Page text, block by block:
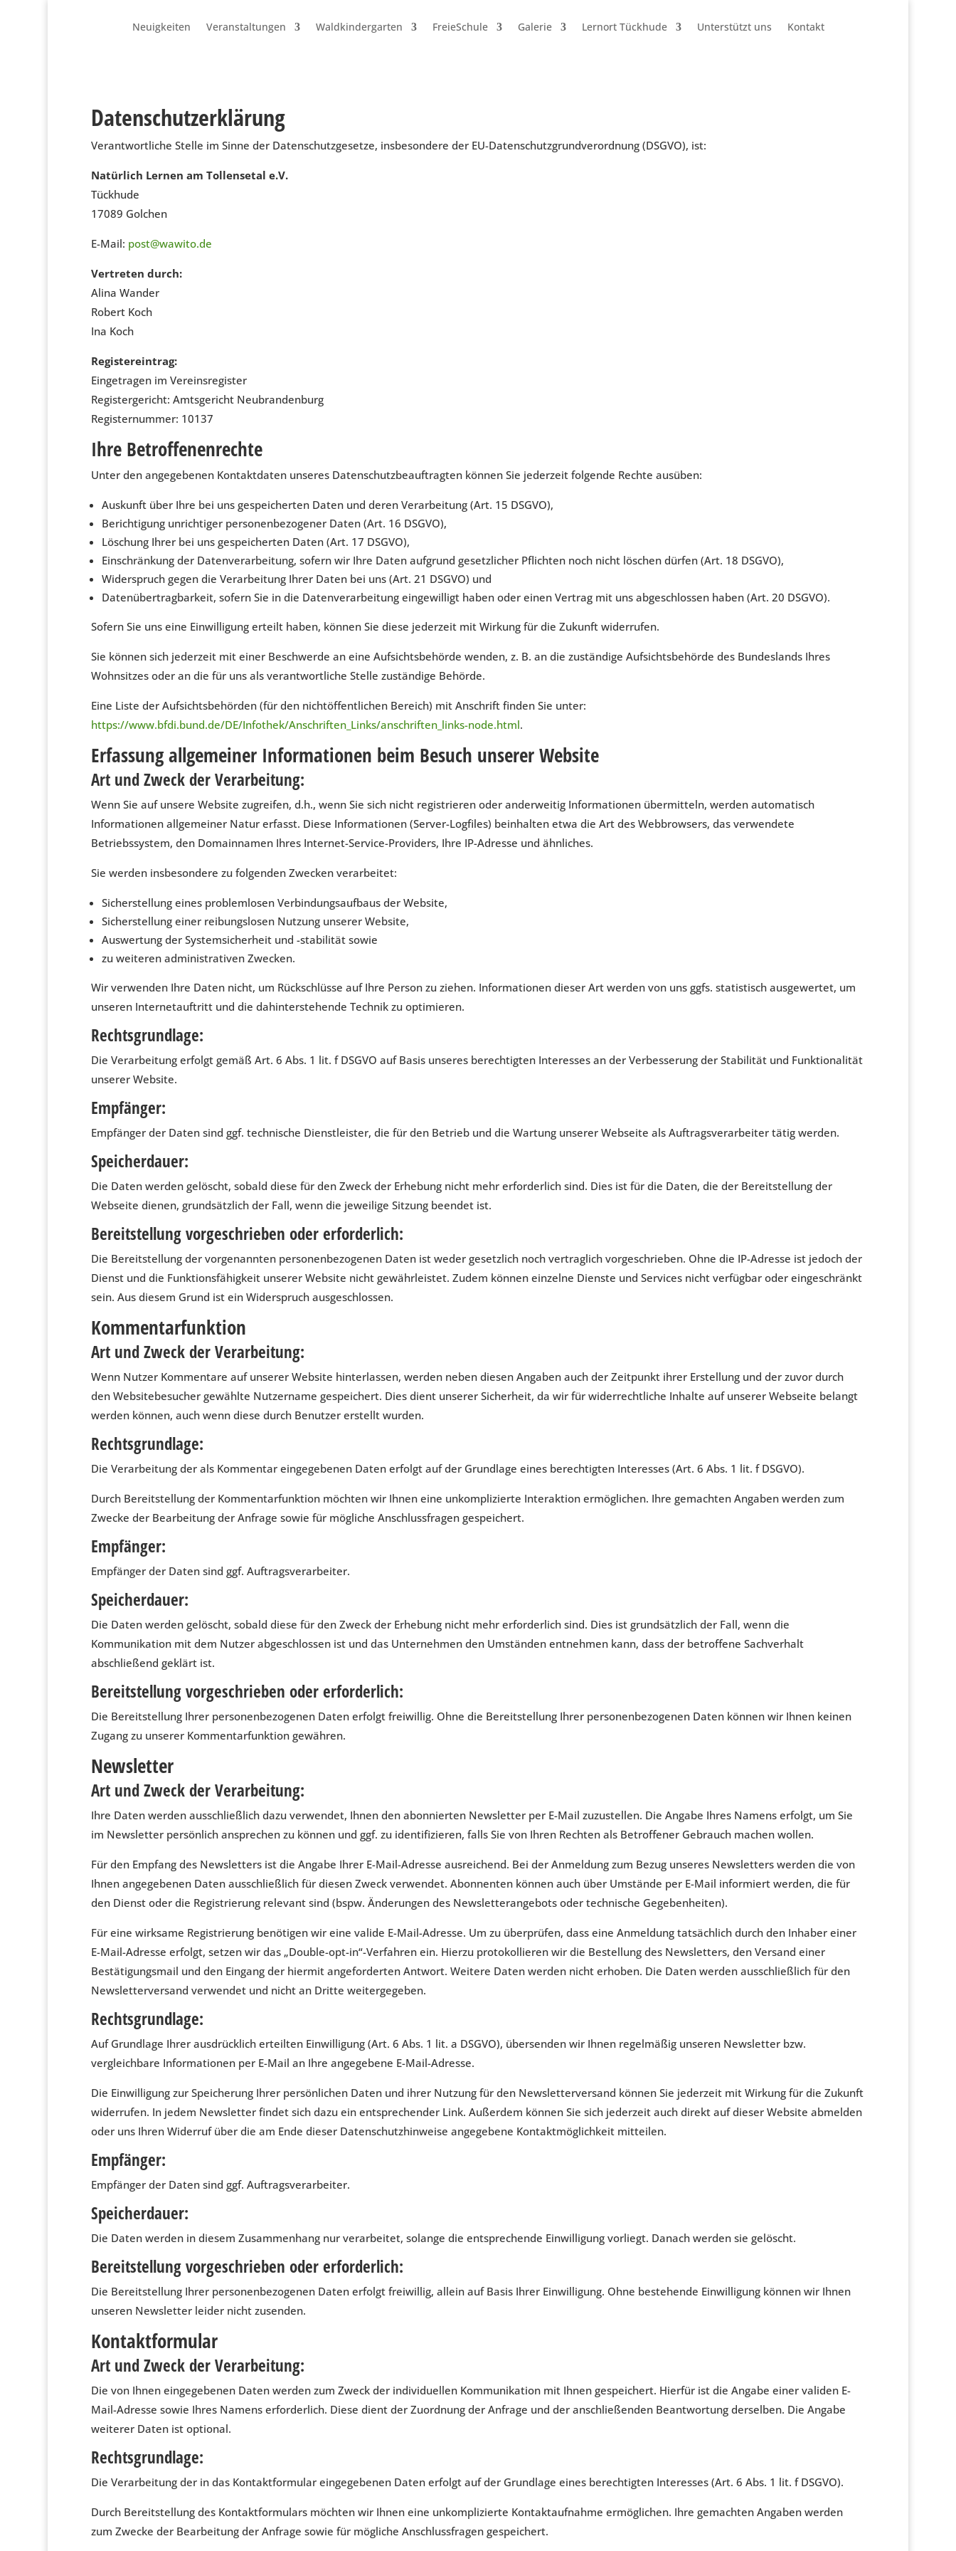
Neuigkeiten Veranstaltungen Waldkindergarten FreieSchule Galerie Lernort Tückhude Unterstützt uns Kontakt
Datenschutzerklärung
Verantwortliche Stelle im Sinne der Datenschutzgesetze, insbesondere der EU-Datenschutzgrundverordnung (DSGVO), ist:
Natürlich Lernen am Tollensetal e.V.
Tückhude
17089 Golchen
E-Mail: post@wawito.de
Vertreten durch:
Alina Wander
Robert Koch
Ina Koch
Registereintrag:
Eingetragen im Vereinsregister
Registergericht: Amtsgericht Neubrandenburg
Registernummer: 10137
Ihre Betroffenenrechte
Unter den angegebenen Kontaktdaten unseres Datenschutzbeauftragten können Sie jederzeit folgende Rechte ausüben:
Auskunft über Ihre bei uns gespeicherten Daten und deren Verarbeitung (Art. 15 DSGVO),
Berichtigung unrichtiger personenbezogener Daten (Art. 16 DSGVO),
Löschung Ihrer bei uns gespeicherten Daten (Art. 17 DSGVO),
Einschränkung der Datenverarbeitung, sofern wir Ihre Daten aufgrund gesetzlicher Pflichten noch nicht löschen dürfen (Art. 18 DSGVO),
Widerspruch gegen die Verarbeitung Ihrer Daten bei uns (Art. 21 DSGVO) und
Datenübertragbarkeit, sofern Sie in die Datenverarbeitung eingewilligt haben oder einen Vertrag mit uns abgeschlossen haben (Art. 20 DSGVO).
Sofern Sie uns eine Einwilligung erteilt haben, können Sie diese jederzeit mit Wirkung für die Zukunft widerrufen.
Sie können sich jederzeit mit einer Beschwerde an eine Aufsichtsbehörde wenden, z. B. an die zuständige Aufsichtsbehörde des Bundeslands Ihres
Wohnsitzes oder an die für uns als verantwortliche Stelle zuständige Behörde.
Eine Liste der Aufsichtsbehörden (für den nichtöffentlichen Bereich) mit Anschrift finden Sie unter:
https://www.bfdi.bund.de/DE/Infothek/Anschriften_Links/anschriften_links-node.html.
Erfassung allgemeiner Informationen beim Besuch unserer Website
Art und Zweck der Verarbeitung:
Wenn Sie auf unsere Website zugreifen, d.h., wenn Sie sich nicht registrieren oder anderweitig Informationen übermitteln, werden automatisch
Informationen allgemeiner Natur erfasst. Diese Informationen (Server-Logfiles) beinhalten etwa die Art des Webbrowsers, das verwendete
Betriebssystem, den Domainnamen Ihres Internet-Service-Providers, Ihre IP-Adresse und ähnliches.
Sie werden insbesondere zu folgenden Zwecken verarbeitet:
Sicherstellung eines problemlosen Verbindungsaufbaus der Website,
Sicherstellung einer reibungslosen Nutzung unserer Website,
Auswertung der Systemsicherheit und -stabilität sowie
zu weiteren administrativen Zwecken.
Wir verwenden Ihre Daten nicht, um Rückschlüsse auf Ihre Person zu ziehen. Informationen dieser Art werden von uns ggfs. statistisch ausgewertet, um
unseren Internetauftritt und die dahinterstehende Technik zu optimieren.
Rechtsgrundlage:
Die Verarbeitung erfolgt gemäß Art. 6 Abs. 1 lit. f DSGVO auf Basis unseres berechtigten Interesses an der Verbesserung der Stabilität und Funktionalität
unserer Website.
Empfänger:
Empfänger der Daten sind ggf. technische Dienstleister, die für den Betrieb und die Wartung unserer Webseite als Auftragsverarbeiter tätig werden.
Speicherdauer:
Die Daten werden gelöscht, sobald diese für den Zweck der Erhebung nicht mehr erforderlich sind. Dies ist für die Daten, die der Bereitstellung der
Webseite dienen, grundsätzlich der Fall, wenn die jeweilige Sitzung beendet ist.
Bereitstellung vorgeschrieben oder erforderlich:
Die Bereitstellung der vorgenannten personenbezogenen Daten ist weder gesetzlich noch vertraglich vorgeschrieben. Ohne die IP-Adresse ist jedoch der
Dienst und die Funktionsfähigkeit unserer Website nicht gewährleistet. Zudem können einzelne Dienste und Services nicht verfügbar oder eingeschränkt
sein. Aus diesem Grund ist ein Widerspruch ausgeschlossen.
Kommentarfunktion
Art und Zweck der Verarbeitung:
Wenn Nutzer Kommentare auf unserer Website hinterlassen, werden neben diesen Angaben auch der Zeitpunkt ihrer Erstellung und der zuvor durch
den Websitebesucher gewählte Nutzername gespeichert. Dies dient unserer Sicherheit, da wir für widerrechtliche Inhalte auf unserer Webseite belangt
werden können, auch wenn diese durch Benutzer erstellt wurden.
Rechtsgrundlage:
Die Verarbeitung der als Kommentar eingegebenen Daten erfolgt auf der Grundlage eines berechtigten Interesses (Art. 6 Abs. 1 lit. f DSGVO).
Durch Bereitstellung der Kommentarfunktion möchten wir Ihnen eine unkomplizierte Interaktion ermöglichen. Ihre gemachten Angaben werden zum
Zwecke der Bearbeitung der Anfrage sowie für mögliche Anschlussfragen gespeichert.
Empfänger:
Empfänger der Daten sind ggf. Auftragsverarbeiter.
Speicherdauer:
Die Daten werden gelöscht, sobald diese für den Zweck der Erhebung nicht mehr erforderlich sind. Dies ist grundsätzlich der Fall, wenn die
Kommunikation mit dem Nutzer abgeschlossen ist und das Unternehmen den Umständen entnehmen kann, dass der betroffene Sachverhalt
abschließend geklärt ist.
Bereitstellung vorgeschrieben oder erforderlich:
Die Bereitstellung Ihrer personenbezogenen Daten erfolgt freiwillig. Ohne die Bereitstellung Ihrer personenbezogenen Daten können wir Ihnen keinen
Zugang zu unserer Kommentarfunktion gewähren.
Newsletter
Art und Zweck der Verarbeitung:
Ihre Daten werden ausschließlich dazu verwendet, Ihnen den abonnierten Newsletter per E-Mail zuzustellen. Die Angabe Ihres Namens erfolgt, um Sie
im Newsletter persönlich ansprechen zu können und ggf. zu identifizieren, falls Sie von Ihren Rechten als Betroffener Gebrauch machen wollen.
Für den Empfang des Newsletters ist die Angabe Ihrer E-Mail-Adresse ausreichend. Bei der Anmeldung zum Bezug unseres Newsletters werden die von
Ihnen angegebenen Daten ausschließlich für diesen Zweck verwendet. Abonnenten können auch über Umstände per E-Mail informiert werden, die für
den Dienst oder die Registrierung relevant sind (bspw. Änderungen des Newsletterangebots oder technische Gegebenheiten).
Für eine wirksame Registrierung benötigen wir eine valide E-Mail-Adresse. Um zu überprüfen, dass eine Anmeldung tatsächlich durch den Inhaber einer
E-Mail-Adresse erfolgt, setzen wir das „Double-opt-in“-Verfahren ein. Hierzu protokollieren wir die Bestellung des Newsletters, den Versand einer
Bestätigungsmail und den Eingang der hiermit angeforderten Antwort. Weitere Daten werden nicht erhoben. Die Daten werden ausschließlich für den
Newsletterversand verwendet und nicht an Dritte weitergegeben.
Rechtsgrundlage:
Auf Grundlage Ihrer ausdrücklich erteilten Einwilligung (Art. 6 Abs. 1 lit. a DSGVO), übersenden wir Ihnen regelmäßig unseren Newsletter bzw.
vergleichbare Informationen per E-Mail an Ihre angegebene E-Mail-Adresse.
Die Einwilligung zur Speicherung Ihrer persönlichen Daten und ihrer Nutzung für den Newsletterversand können Sie jederzeit mit Wirkung für die Zukunft
widerrufen. In jedem Newsletter findet sich dazu ein entsprechender Link. Außerdem können Sie sich jederzeit auch direkt auf dieser Website abmelden
oder uns Ihren Widerruf über die am Ende dieser Datenschutzhinweise angegebene Kontaktmöglichkeit mitteilen.
Empfänger:
Empfänger der Daten sind ggf. Auftragsverarbeiter.
Speicherdauer:
Die Daten werden in diesem Zusammenhang nur verarbeitet, solange die entsprechende Einwilligung vorliegt. Danach werden sie gelöscht.
Bereitstellung vorgeschrieben oder erforderlich:
Die Bereitstellung Ihrer personenbezogenen Daten erfolgt freiwillig, allein auf Basis Ihrer Einwilligung. Ohne bestehende Einwilligung können wir Ihnen
unseren Newsletter leider nicht zusenden.
Kontaktformular
Art und Zweck der Verarbeitung:
Die von Ihnen eingegebenen Daten werden zum Zweck der individuellen Kommunikation mit Ihnen gespeichert. Hierfür ist die Angabe einer validen E-
Mail-Adresse sowie Ihres Namens erforderlich. Diese dient der Zuordnung der Anfrage und der anschließenden Beantwortung derselben. Die Angabe
weiterer Daten ist optional.
Rechtsgrundlage:
Die Verarbeitung der in das Kontaktformular eingegebenen Daten erfolgt auf der Grundlage eines berechtigten Interesses (Art. 6 Abs. 1 lit. f DSGVO).
Durch Bereitstellung des Kontaktformulars möchten wir Ihnen eine unkomplizierte Kontaktaufnahme ermöglichen. Ihre gemachten Angaben werden
zum Zwecke der Bearbeitung der Anfrage sowie für mögliche Anschlussfragen gespeichert.